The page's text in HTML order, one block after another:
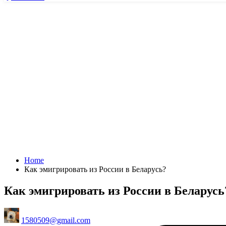
Home
Как эмигрировать из России в Беларусь?
Как эмигрировать из России в
Posted
by
1580509@gmail.com